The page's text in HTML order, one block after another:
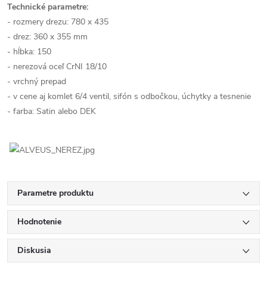
Technické parametre:
- rozmery drezu: 780 x 435
- drez: 360 x 355 mm
- hĺbka: 150
- nerezová oceľ CrNI 18/10
- vrchný prepad
- v cene aj komlet 6/4 ventil, sifón s odbočkou, úchytky a tesnenie
- farba: Satin alebo DEK
Parametre produktu
Hodnotenie
Diskusia